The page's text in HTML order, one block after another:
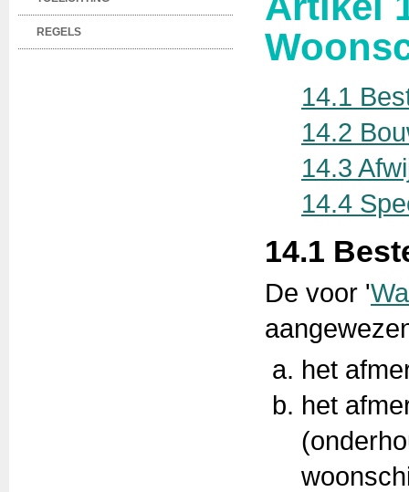
REGELS
14.1
14.2
14.3
14.4
14.1
De voor '
het
het